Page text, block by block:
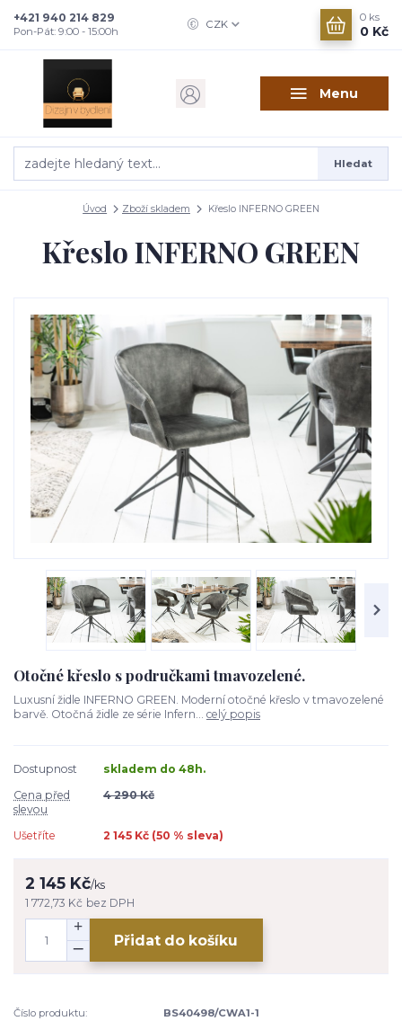
Menu
CZK
Hledat
+421 940 214 829
Pon-Pát: 9:00 - 15:00h
0 ks
0 Kč
Úvod Zboží skladem Křeslo INFERNO GREEN
Křeslo INFERNO GREEN
Otočné křeslo s područkami tmavozelené.
Luxusní židle INFERNO GREEN. Moderní otočné křeslo v tmavozelené
barvě. Otočná židle ze série Infern... celý popis
Dostupnost
skladem do 48h.
Cena před
slevou
4 290 Kč
Ušetříte 2 145 Kč (50 % sleva)
2 145 Kč/ks
1 772,73 Kč bez DPH
Přidat do košíku
Číslo produktu:
BS40498/CWA1-1